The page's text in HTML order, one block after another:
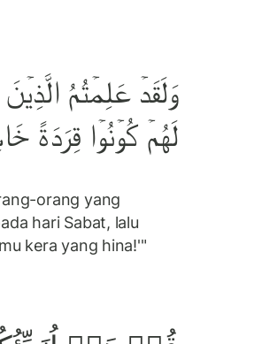
وَلَقَدۡ عَلِمۡتُمُ
لَهُمۡ كُوۡنُوۡا قِرَدَةً
orang yang
hari Sabat, lalu
kera yang hina!'"